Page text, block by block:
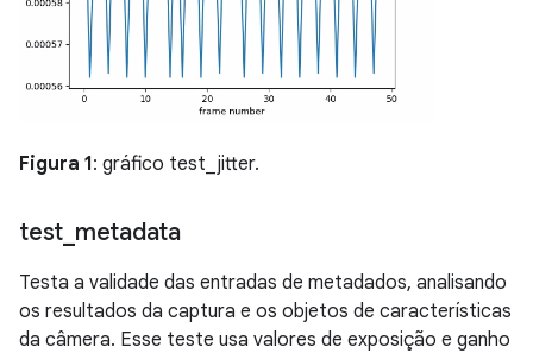
Figura 1: gráfico test_jitter.
test metadata
Testa a validade das entradas de metadados, analisando
os resultados da captura e os objetos de características
da câmera. Esse teste usa valores de exposição e ganho